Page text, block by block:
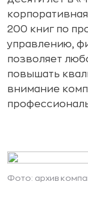
200 книг по
управлению,
позволяет
повышать
внимание
Фото: архив